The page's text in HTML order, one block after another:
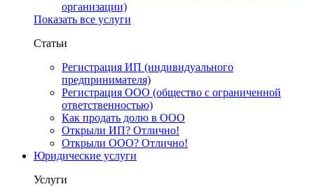
организации)
Показать все услуги
Статьи
Регистрация ИП (индивидуального
предпринимателя)
Регистрация ООО (общество с ограниченной
ответственностью)
Как продать долю в ООО
Открыли ИП? Отлично!
Открыли ООО? Отлично!
Юридические услуги
Услуги